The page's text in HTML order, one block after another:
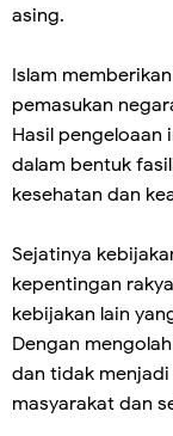
asing.
Islam
pemasukan
Hasil pengeloaan
dalam bentuk
kesehatan dan
Sejatinya
kepentingan
kebijakan lain
Dengan
dan tidak
masyarakat dan